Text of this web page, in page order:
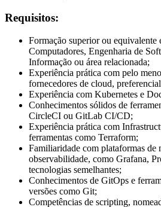
Requisitos:
Formação superior ou equivalente
Computadores, Engenharia de
Informação ou área relacionada;
Experiência prática com pelo
fornecedores de cloud,
Experiência com Kubernetes e
Conhecimentos sólidos de
CircleCI ou GitLab CI/CD;
Experiência prática com
ferramentas como Terraform;
Familiaridade com plataformas de
observabilidade, como Grafana,
tecnologias semelhantes;
Conhecimentos de GitOps e
versões como Git;
Competências de scripting,